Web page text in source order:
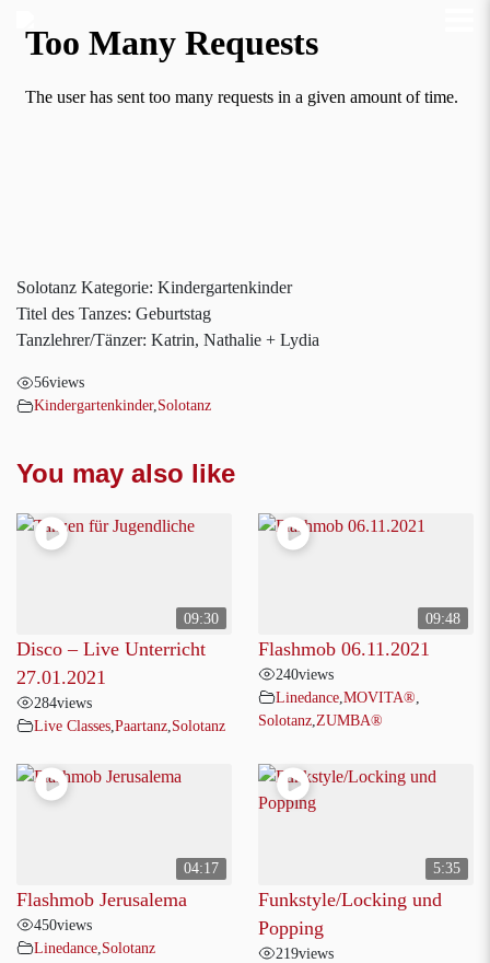
Solotanz Kategorie: Kindergartenkinder
Titel des Tanzes: Geburtstag
Tanzlehrer/Tänzer: Katrin, Nathalie + Lydia
56views
Kindergartenkinder, Solotanz
You may also like
09:30
Disco – Live Unterricht
27.01.2021
284views
Live Classes Paartanz Solotanz
09:48
Flashmob 06.11.2021
240views
Linedance MOVITA®
Solotanz ZUMBA®
04:17
Flashmob Jerusalema
450views
Linedance Solotanz
5:35
Funkstyle/Locking und
Popping
219views